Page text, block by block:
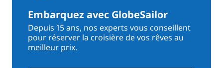
Embarquez avec GlobeSailor
Depuis 15 ans, nos experts vous conseillent
pour réserver la croisière de vos rêves au
meilleur prix.